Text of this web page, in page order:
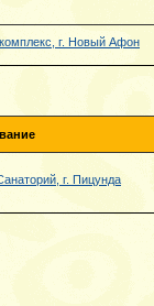
г. Новый Афон
г. Пицунда